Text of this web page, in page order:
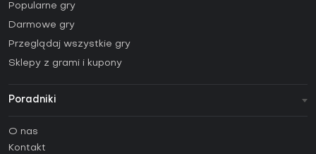
Popularne gry
Darmowe gry
Przeglądaj wszystkie gry
Sklepy z grami i kupony
Poradniki
Poradniki
O nas
Kontakt